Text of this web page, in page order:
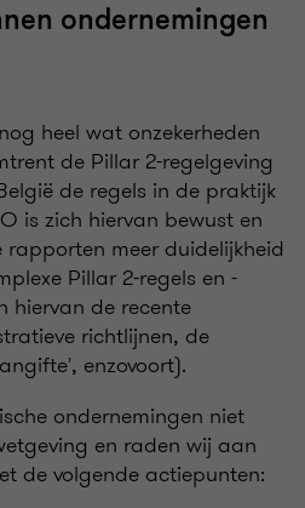
ondernemingen
heel wat onzekerheden
de Pillar 2-regelgeving
de regels in de praktijk
is zich hiervan bewust en
meer duidelijkheid
Pillar 2-regels en -
hiervan de recente
richtlijnen, de
enzovoort).
ondernemingen niet
en raden wij aan
de volgende actiepunten: